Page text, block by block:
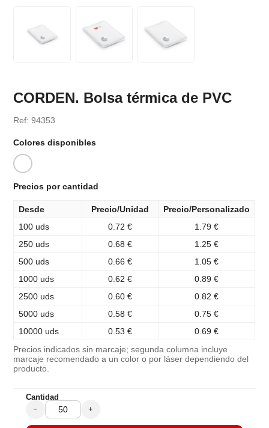
CORDEN. Bolsa térmica de PVC
Ref: 94353
Colores disponibles
Precios por cantidad
Desde Precio/Unidad
Precio/Personalizado
100 uds
0.72 €
1.79 €
250 uds
0.68 €
1.25 €
500 uds
0.66 €
1.05 €
1000 uds
0.62 €
0.89 €
2500 uds
0.60 €
0.82 €
5000 uds
0.58 €
0.75 €
10000 uds
0.53 € 0.69 €
Precios indicados sin marcaje; segunda columna incluye
marcaje recomendado a un color o por láser dependiendo del
producto.
Cantidad
− +